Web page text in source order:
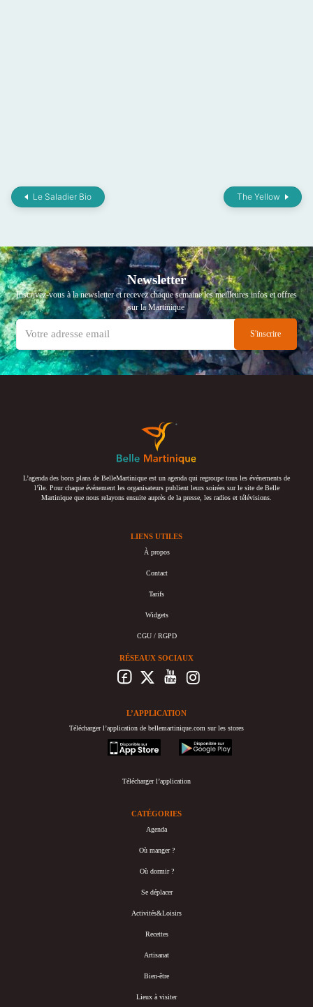
Le Saladier Bio The Yellow
Newsletter
Inscrivez-vous à la newsletter et recevez chaque semaine les meilleures infos et offres
sur la Martinique
L’agenda des bons plans de BelleMartinique est un agenda qui regroupe tous les événements de
l’île. Pour chaque événement les organisateurs publient leurs soirées sur le site de Belle
Martinique que nous relayons ensuite auprès de la presse, les radios et télévisions.
LIENS UTILES
À propos
Contact
Tarifs
Widgets
CGU / RGPD
RÉSEAUX SOCIAUX
L’APPLICATION
Télécharger l’application de bellemartinique.com sur les stores
appstore
googleplay
Télécharger l’application
CATÉGORIES
Agenda
Où manger ?
Où dormir ?
Se déplacer
Activités&Loisirs
Recettes
Artisanat
Bien-être
Lieux à visiter